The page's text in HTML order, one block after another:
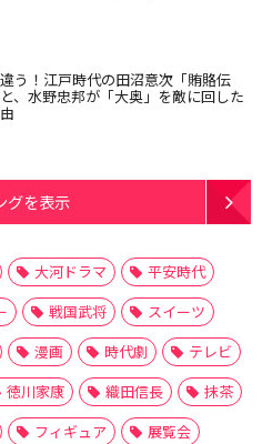
う！江戸時代の田沼意次「賄賂伝
、水野忠邦が「大奥」を敵に回した
グを表示
大河ドラマ
平安時代
戦国武将
スイーツ
漫画 時代劇
テレビ
徳川家康 織田信長
抹茶
フィギュア
展覧会